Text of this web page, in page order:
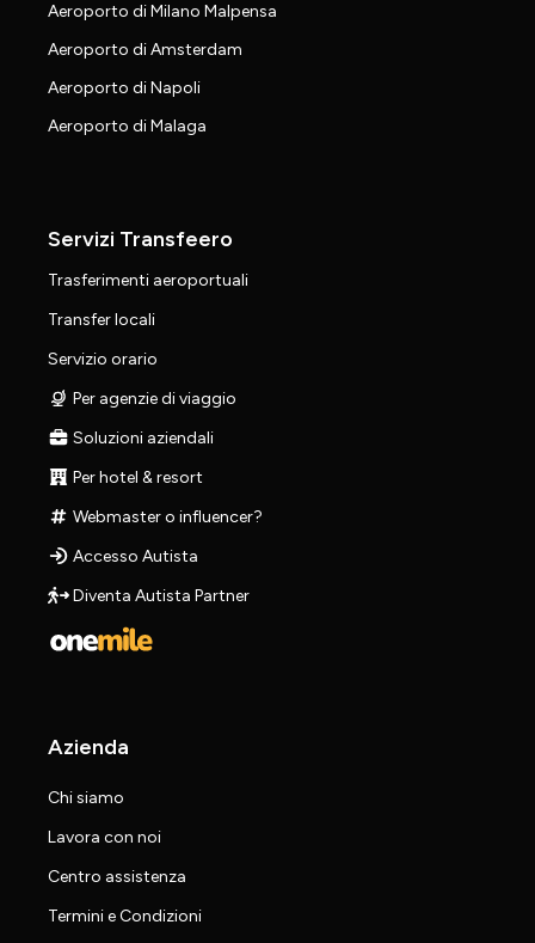
Aeroporto di Milano Malpensa
Aeroporto di Amsterdam
Aeroporto di Napoli
Aeroporto di Malaga
Servizi Transfeero
Trasferimenti aeroportuali
Transfer locali
Servizio orario
Per agenzie di viaggio
Soluzioni aziendali
Per hotel & resort
Webmaster o influencer?
Accesso Autista
Diventa Autista Partner
Azienda
Chi siamo
Lavora con noi
Centro assistenza
Termini e Condizioni